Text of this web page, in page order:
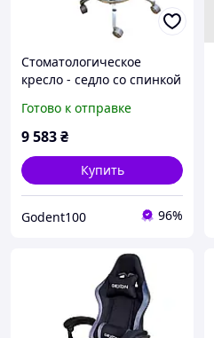
Стоматологическое
кресло - седло со спинкой
Готово к отправке
9 583₴
Купить
Godent100 96%